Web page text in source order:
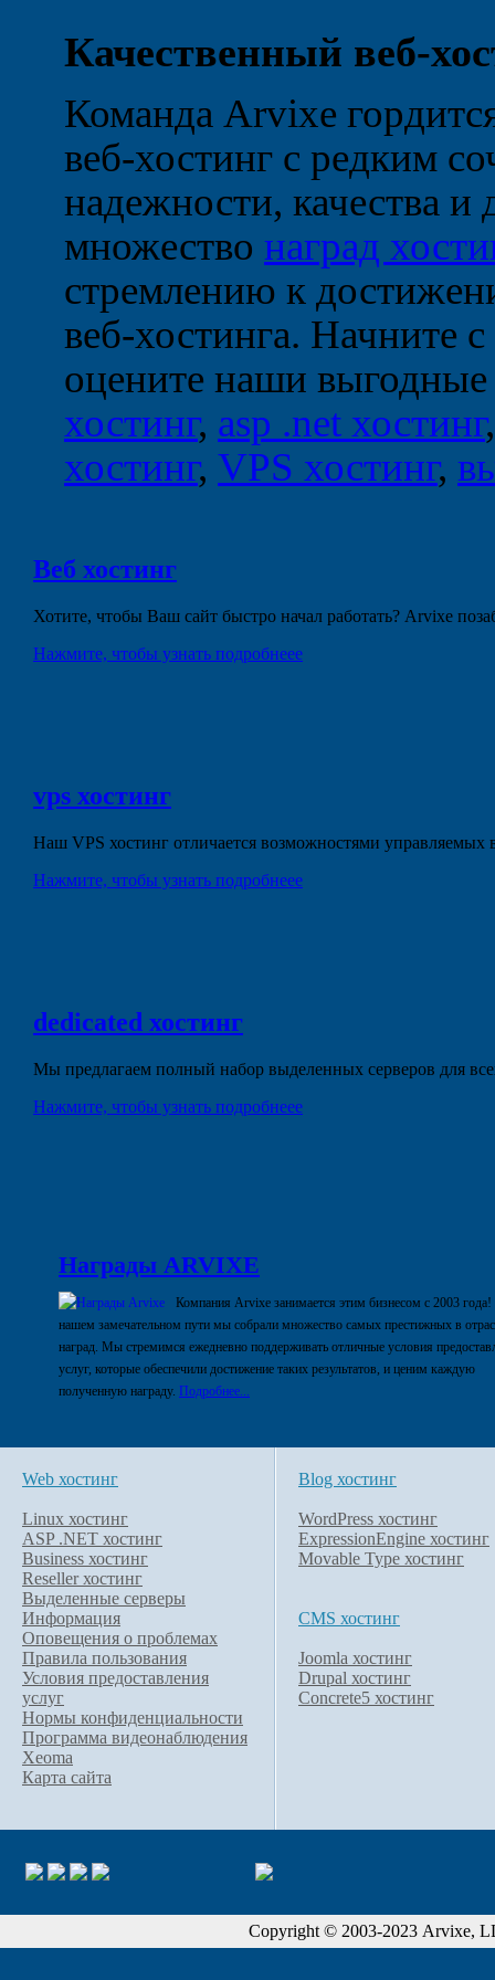
Качественный веб-
Команда Arvixe
веб-хостинг с редким
надежности, качества
множество наград
стремлению к
веб-хостинга. Начните с
оцените наши
хостинг, asp .net хостинг
хостинг, VPS хостинг,
Веб хостинг
Хотите, чтобы Ваш сайт быстро начал работать? Arvixe
Нажмите, чтобы узнать подробнеее
vps хостинг
Наш VPS хостинг отличается возможностями
Нажмите, чтобы узнать подробнеее
dedicated хостинг
Мы предлагаем полный набор выделенных серверов для
Нажмите, чтобы узнать подробнеее
Награды ARVIXE
Компания Arvixe занимается этим бизнесом с 2003
нашем замечательном пути мы собрали множество самых престижных в
наград. Мы стремимся ежедневно поддерживать отличные условия
услуг, которые обеспечили достижение таких результатов, и ценим каждую
полученную награду. Подробнее...
Web хостинг
Linux хостинг
ASP .NET хостинг
Business хостинг
Reseller хостинг
Выделенные серверы
Информация
Оповещения о проблемах
Правила пользования
Условия предоставления
услуг
Нормы конфиденциальности
Программа видеонаблюдения
Xeoma
Карта сайта
Blog хостинг
WordPress хостинг
ExpressionEngine хостинг
Movable Type хостинг
CMS хостинг
Joomla хостинг
Drupal хостинг
Concrete5 хостинг
Copyright © 2003-2023 Arvixe,